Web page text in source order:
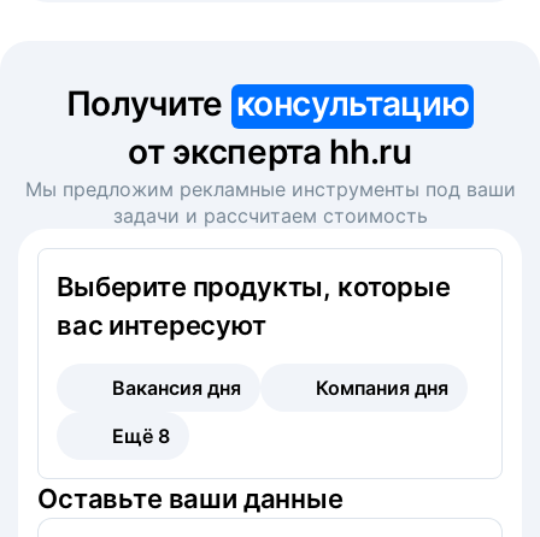
Получите консультацию
от эксперта hh.ru
Мы предложим рекламные инструменты под ваши
задачи и рассчитаем стоимость
Выберите продукты, которые
вас интересуют
Вакансия дня
Компания дня
Ещё 8
Оставьте ваши данные